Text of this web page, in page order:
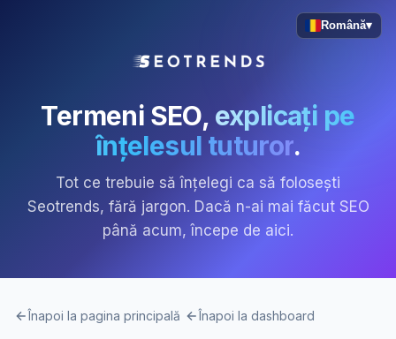
Română▾
Termeni SEO, explicați pe
înțelesul tuturor.
Tot ce trebuie să înțelegi ca să folosești
Seotrends, fără jargon. Dacă n-ai mai făcut SEO
până acum, începe de aici.
Înapoi la pagina principală Înapoi la dashboard